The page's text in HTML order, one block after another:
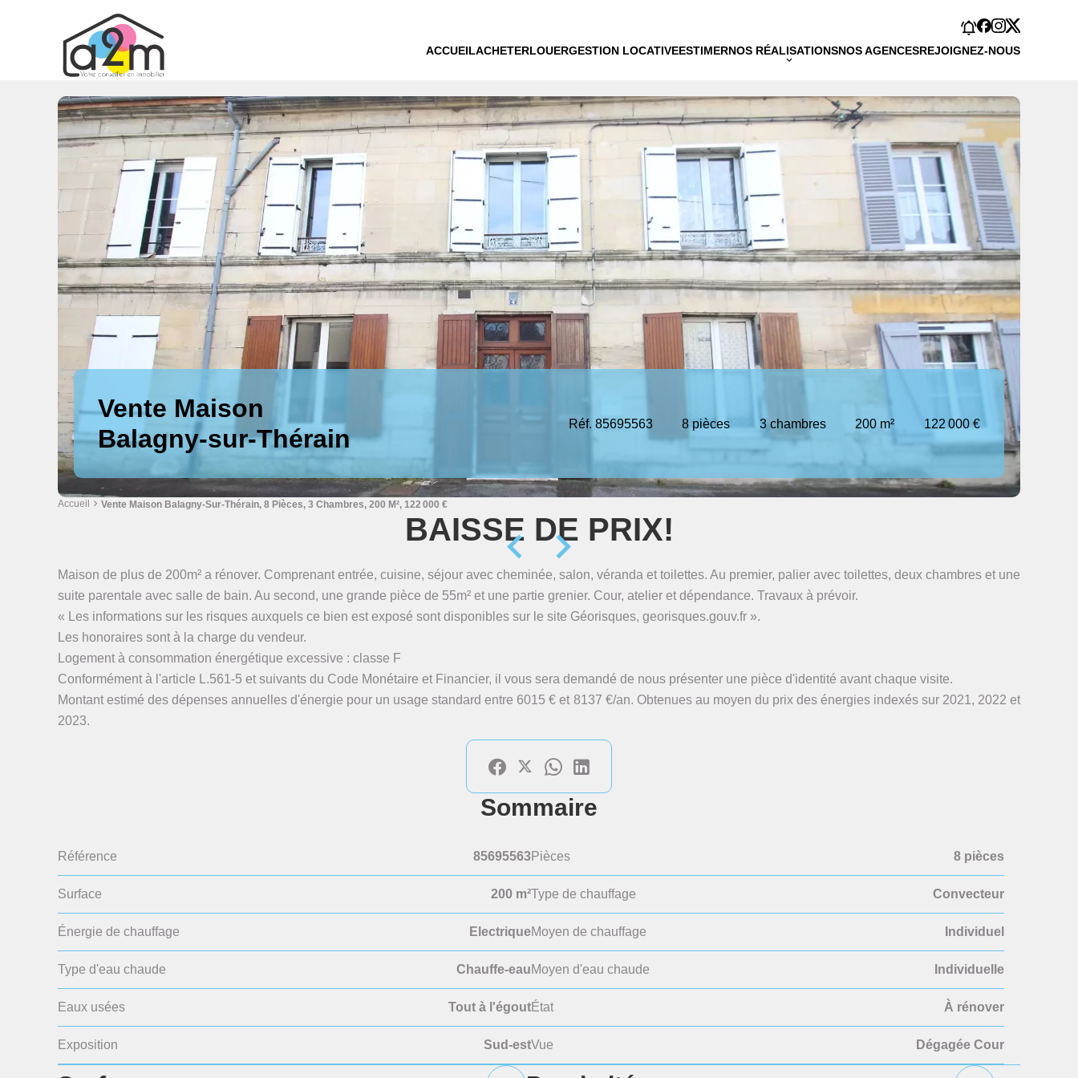
ACCUEILACHETERLOUERGESTION LOCATIVEESTIMERNOS RÉALISATIONSNOS AGENCESREJOIGNEZ-NOUS
Vente Maison
Balagny-sur-Thérain
Réf. 85695563 8 pièces 3 chambres 200 m² 122 000 €
Accueil Vente Maison Balagny-Sur-Thérain, 8 Pièces, 3 Chambres, 200 M², 122 000 €
BAISSE DE PRIX!
Maison de plus de 200m² a rénover. Comprenant entrée, cuisine, séjour avec cheminée, salon, véranda et toilettes. Au premier, palier avec toilettes, deux chambres et une
suite parentale avec salle de bain. Au second, une grande pièce de 55m² et une partie grenier. Cour, atelier et dépendance. Travaux à prévoir.
« Les informations sur les risques auxquels ce bien est exposé sont disponibles sur le site Géorisques, georisques.gouv.fr ».
Les honoraires sont à la charge du vendeur.
Logement à consommation énergétique excessive : classe F
Conformément à l'article L.561-5 et suivants du Code Monétaire et Financier, il vous sera demandé de nous présenter une pièce d'identité avant chaque visite.
Montant estimé des dépenses annuelles d'énergie pour un usage standard entre 6015 € et 8137 €/an. Obtenues au moyen du prix des énergies indexés sur 2021, 2022 et
2023.
Sommaire
Référence 85695563Pièces 8 pièces
Surface 200 m²Type de chauffage Convecteur
Énergie de chauffage ElectriqueMoyen de chauffage Individuel
Type d'eau chaude Chauffe-eauMoyen d'eau chaude Individuelle
Eaux usées Tout à l'égoutÉtat À rénover
Exposition Sud-estVue Dégagée Cour